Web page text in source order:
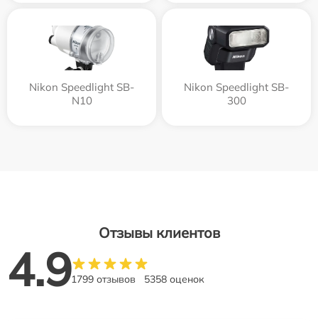
Nikon Speedlight SB-
N10
Nikon Speedlight SB-
300
Отзывы клиентов
4.91799 отзывов 5358 оценок